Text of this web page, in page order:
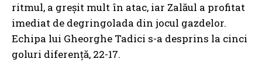
ritmul, a greșit mult în atac, iar Zalăul a profitat
imediat de degringolada din jocul gazdelor.
Echipa lui Gheorghe Tadici s-a desprins la cinci
goluri diferență, 22-17.